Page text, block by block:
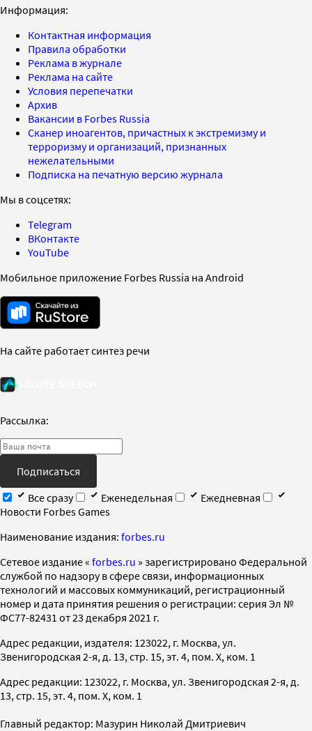
Информация:
Контактная информация
Правила обработки
Реклама в журнале
Реклама на сайте
Условия перепечатки
Архив
Вакансии в Forbes Russia
Сканер иноагентов, причастных к экстремизму и
терроризму и организаций, признанных
нежелательными
Подписка на печатную версию журнала
Мы в соцсетях:
Telegram
ВКонтакте
YouTube
Мобильное приложение Forbes Russia на Android
На сайте работает синтез речи
Рассылка:
Подписаться
Все сразу
Еженедельная
Ежедневная
Новости Forbes Games
Наименование издания: forbes.ru
Cетевое издание « forbes.ru » зарегистрировано Федеральной
службой по надзору в сфере связи, информационных
технологий и массовых коммуникаций, регистрационный
номер и дата принятия решения о регистрации: серия Эл №
ФС77-82431 от 23 декабря 2021 г.
Адрес редакции, издателя: 123022, г. Москва, ул.
Звенигородская 2-я, д. 13, стр. 15, эт. 4, пом. X, ком. 1
Адрес редакции: 123022, г. Москва, ул. Звенигородская 2-я, д.
13, стр. 15, эт. 4, пом. X, ком. 1
Главный редактор: Мазурин Николай Дмитриевич